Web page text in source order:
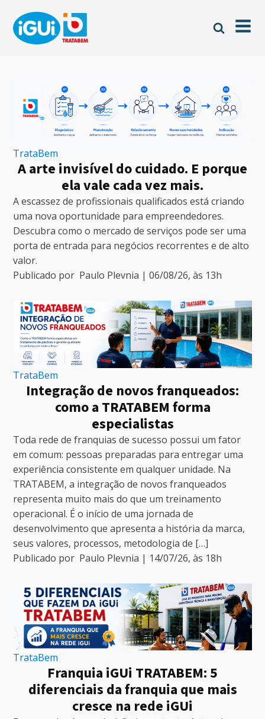
TrataBem
A arte invisível do cuidado. E porque
ela vale cada vez mais.
A escassez de profissionais qualificados está criando
uma nova oportunidade para empreendedores.
Descubra como o mercado de serviços pode ser uma
porta de entrada para negócios recorrentes e de alto
valor.
Publicado por Paulo Plevnia |06/08/26, às 13h
TrataBem
Integração de novos franqueados:
como a TRATABEM forma
especialistas
Toda rede de franquias de sucesso possui um fator
em comum: pessoas preparadas para entregar uma
experiência consistente em qualquer unidade. Na
TRATABEM, a integração de novos franqueados
representa muito mais do que um treinamento
operacional. É o início de uma jornada de
desenvolvimento que apresenta a história da marca,
seus valores, processos, metodologia de […]
Publicado por Paulo Plevnia | 14/07/26, às 18h
TrataBem
Franquia iGUi TRATABEM: 5
diferenciais da franquia que mais
cresce na rede iGUi